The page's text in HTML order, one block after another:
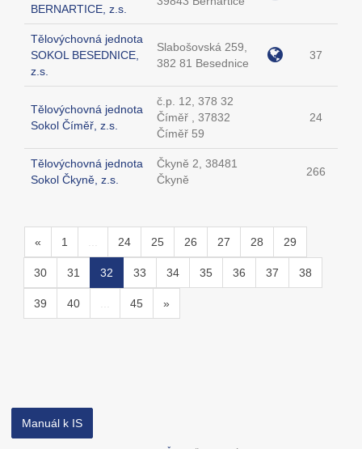
BERNARTICE, z.s.
Tělovýchovná jednota
SOKOL BESEDNICE,
z.s.
Slabošovská 259,
382 81 Besednice
37
Tělovýchovná jednota
Sokol Číměř, z.s.
č.p. 12, 378 32
Číměř , 37832
Číměř 59
24
Tělovýchovná jednota
Sokol Čkyně, z.s.
Čkyně 2, 38481
Čkyně
266
« 1 ... 24 25 26 27 28 29
30 31 32 33 34 35 36 37 38
39 40 ... 45 »
Manuál k IS